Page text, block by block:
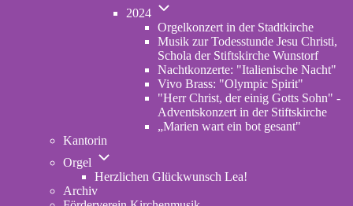
2024
Unternavigation
2024
Orgelkonzert in der Stadtkirche
Musik zur Todesstunde Jesu Christi,
Schola der Stiftskirche Wunstorf
Nachtkonzerte: "Italienische Nacht"
Vivo Brass: "Olympic Spirit"
"Herr Christ, der einig Gotts Sohn" -
Adventskonzert in der Stiftskirche
„Marien wart ein bot gesant"
Kantorin
Orgel
Unternavigation
Orgel
Herzlichen Glückwunsch Lea!
Archiv